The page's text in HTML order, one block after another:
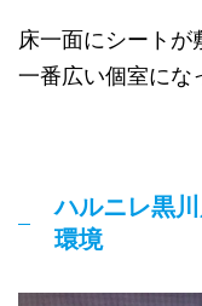
床一面にシートが
一番広い個室にな
ハルニレ黒
環境